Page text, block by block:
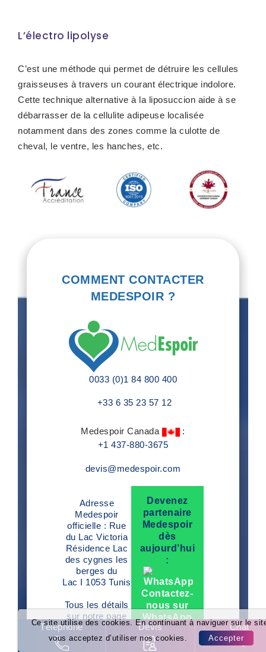
L’électro lipolyse
C’est une méthode qui permet de détruire les cellules
graisseuses à travers un courant électrique indolore.
Cette technique alternative à la liposuccion aide à se
débarrasser de la cellulite adipeuse localisée
notamment dans des zones comme la culotte de
cheval, le ventre, les hanches, etc.
COMMENT CONTACTER
MEDESPOIR ?
0033 (0)1 84 800 400
+33 6 35 23 57 12
Medespoir Canada
:
+1 437-880-3675
devis@medespoir.com
Adresse
Medespoir
officielle : Rue
du Lac Victoria
Résidence Lac
des cygnes les
berges du
Lac I 1053 Tunis
Tous les détails
sur notre page
Contact
Devenez
partenaire
Medespoir
dès
aujourd’hui
:
Contactez-
nous sur
WhatsApp
Téléphone Devis Chat
Ce site utilise des cookies. En continuant à naviguer sur le
vous acceptez d’utiliser nos cookies.
Accepter